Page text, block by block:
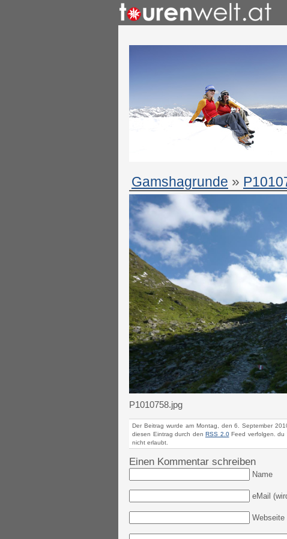
Gamshagrunde »
P1010758.jpg
Der Beitrag wurde am Montag, den 6. September
diesen Eintrag durch den RSS 2.0Feed verfolgen. du
nicht erlaubt.
Einen Kommentar schreiben
Name
eMail
Webseite